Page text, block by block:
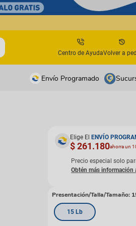
Centro de AyudaVolver a
Envío Programado
Elige El ENVÍO
$ 261.180ahorra un
Precio especial solo
Presentación/Talla/Tamaño:
15 Lb